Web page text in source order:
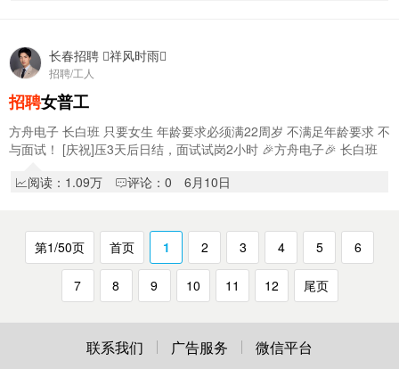
长春招聘 祥风时雨
招聘/工人
招聘女普工
方舟电子 长白班 只要女生 年龄要求必须满22周岁 不满足年龄要求 不
与面试！ [庆祝]压3天后日结，面试试岗2小时 🎉方舟电子🎉 长白班
阅读：1.09万
评论：0 6月10日
第1/50页 首页 1 2 3 4 5 6
7 8 9 10 11 12 尾页
联系我们 广告服务 微信平台